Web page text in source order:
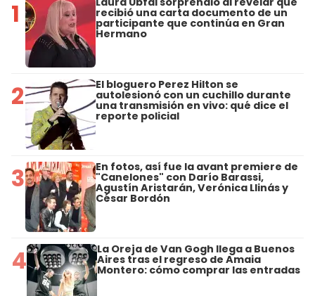
1 recibió una carta documento de un
participante que continúa en Gran
Hermano
2 El bloguero Perez Hilton se
autolesionó con un cuchillo durante
una transmisión en vivo: qué dice el
reporte policial
3 En fotos, así fue la avant premiere de
"Canelones" con Darío Barassi,
Agustín Aristarán, Verónica Llinás y
César Bordón
4 La Oreja de Van Gogh llega a Buenos
Aires tras el regreso de Amaia
Montero: cómo comprar las entradas